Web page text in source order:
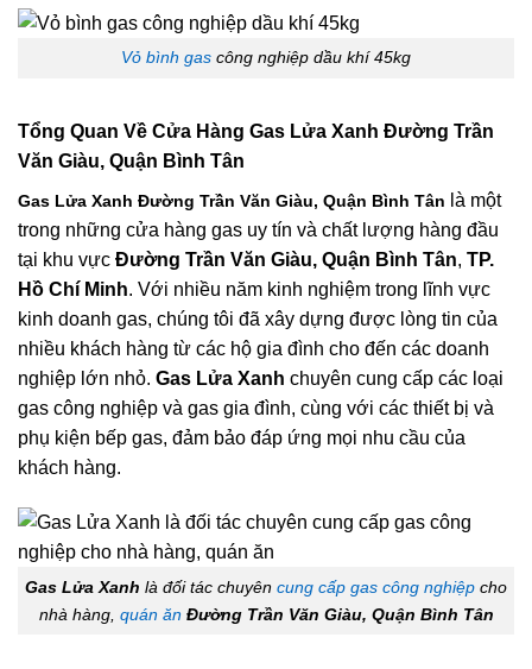
Vỏ bình gas công nghiệp dầu khí 45kg
Tổng Quan Về Cửa Hàng Gas Lửa Xanh Đường Trần
Văn Giàu, Quận Bình Tân
Gas Lửa Xanh Đường Trần Văn Giàu, Quận Bình Tân là một
trong những cửa hàng gas uy tín và chất lượng hàng đầu
tại khu vực Đường Trần Văn Giàu, Quận Bình Tân, TP.
Hồ Chí Minh. Với nhiều năm kinh nghiệm trong lĩnh vực
kinh doanh gas, chúng tôi đã xây dựng được lòng tin của
nhiều khách hàng từ các hộ gia đình cho đến các doanh
nghiệp lớn nhỏ. Gas Lửa Xanh chuyên cung cấp các loại
gas công nghiệp và gas gia đình, cùng với các thiết bị và
phụ kiện bếp gas, đảm bảo đáp ứng mọi nhu cầu của
khách hàng.
Gas Lửa Xanh là đối tác chuyên cung cấp gas công nghiệp cho
nhà hàng, quán ăn Đường Trần Văn Giàu, Quận Bình Tân